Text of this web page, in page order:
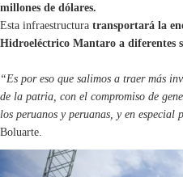
millones de dólares.
Esta infraestructura transportará la
Hidroeléctrico Mantaro a diferentes
“Es por eso que salimos a traer más
de la patria, con el compromiso de
los peruanos y peruanas, y en especial
Boluarte.